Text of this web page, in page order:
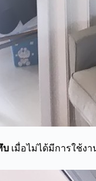
บ เมื่อไม่ได้มีการใช้ง